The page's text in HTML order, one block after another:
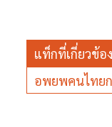
แท็กที่เกี่ยวข้อง
อพยพคนไทย